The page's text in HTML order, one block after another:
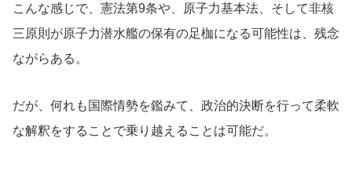
こんな感じで、憲法第9条や、原子力基本法、そして非核
三原則が原子力潜水艦の保有の足枷になる可能性は、残念
ながらある。
だが、何れも国際情勢を鑑みて、政治的決断を行って柔軟
な解釈をすることで乗り越えることは可能だ。